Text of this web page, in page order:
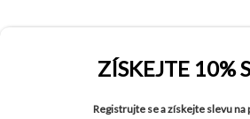
Jak
ZÍSKEJTE 10%
Registrujte se a získejte slevu na